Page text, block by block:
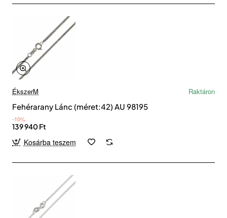
ÉkszerM
Raktáron
Fehérarany Lánc (méret:42) AU 98195
-10%
139 940 Ft
Kosárba teszem